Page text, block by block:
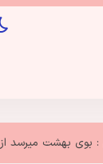
: بوی بهشت میرسد از